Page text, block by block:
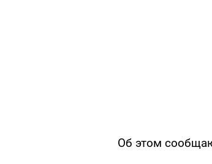
Об этом